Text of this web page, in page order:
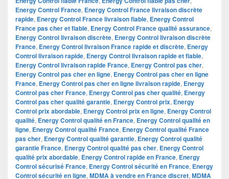
Energy Control France, Energy Control France livraison discrète
rapide, Energy Control France livraison fiable, Energy Control
France pas cher et fiable, Energy Control France qualité assurance,
Energy Control livraison discrète, Energy Control livraison discrète
France, Energy Control livraison France rapide et discrète, Energy
Control livraison rapide, Energy Control livraison rapide et fiable,
Energy Control livraison rapide France, Energy Control pas cher,
Energy Control pas cher en ligne, Energy Control pas cher en ligne
France, Energy Control pas cher en ligne livraison rapide, Energy
Control pas cher France, Energy Control pas cher qualité, Energy
Control pas cher qualité garantie, Energy Control prix, Energy
Control prix abordable, Energy Control prix en ligne, Energy Control
qualité, Energy Control qualité en France, Energy Control qualité en
ligne, Energy Control qualité France, Energy Control qualité France
pas cher, Energy Control qualité garantie, Energy Control qualité
garantie France, Energy Control qualité pas cher, Energy Control
qualité prix abordable, Energy Control rapide en France, Energy
Control sécurisé France, Energy Control sécurité en France, Energy
Control sécurité en ligne, MDMA à vendre en France discret, MDMA